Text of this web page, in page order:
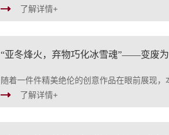
了解详情+
“亚冬烽火，弃物巧化冰雪魂”——变废
随着一件件精美绝伦的创意作品在眼前展现
了解详情+